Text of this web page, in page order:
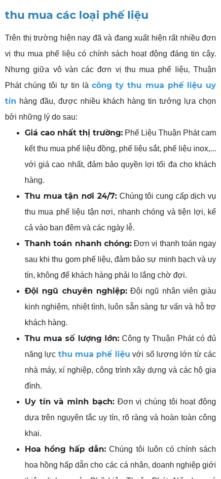
thu mua các loại phế liệu
Trên thị trường hiện nay đã và đang xuất hiện rất nhiều đơn
vị thu mua phế liệu có chính sách hoạt động đáng tin cậy.
Nhưng giữa vô vàn các đơn vị thu mua phế liệu, Thuận
Phát chúng tôi tự tin là công ty thu mua phế liệu uy
tín hàng đầu, được nhiều khách hàng tin tưởng lựa chọn
bởi những lý do sau:
Giá cao nhất thị trường: Phế Liệu Thuận Phát cam
kết thu mua phế liệu đồng, phế liệu sắt, phế liệu inox,...
với giá cao nhất, đảm bảo quyền lợi tối đa cho khách
hàng.
Thu mua tận nơi 24/7:Chúng tôi cung cấp dịch vụ
thu mua phế liệu tận nơi, nhanh chóng và tiện lợi, kể
cả vào ban đêm và các ngày lễ.
Thanh toán nhanh chóng:Đơn vị thanh toán ngay
sau khi thu gom phế liệu, đảm bảo sự minh bạch và uy
tín, không để khách hàng phải lo lắng chờ đợi.
Đội ngũ chuyên nghiệp:Đội ngũ nhân viên giàu
kinh nghiệm, nhiệt tình, luôn sẵn sàng tư vấn và hỗ trợ
khách hàng.
Thu mua số lượng lớn:Công ty Thuận Phát có đủ
năng lực thu mua phế liệu với số lượng lớn từ các
nhà máy, xí nghiệp, công trình xây dựng và các hộ gia
đình.
Uy tín và minh bạch:Đơn vị chúng tôi hoạt động
dựa trên nguyên tắc uy tín, rõ ràng và hoàn toàn công
khai.
Hoa hồng hấp dẫn: Chúng tôi luôn có chính sách
hoa hồng hấp dẫn cho các cá nhân, doanh nghiệp giới